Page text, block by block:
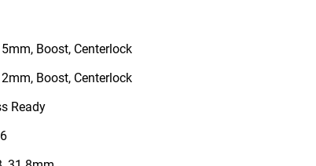
Boost, Centerlock
Boost, Centerlock
Ready